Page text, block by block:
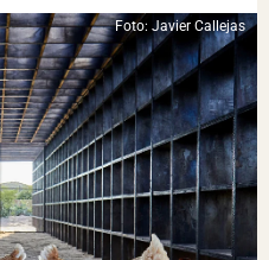
Foto: Javier Callejas